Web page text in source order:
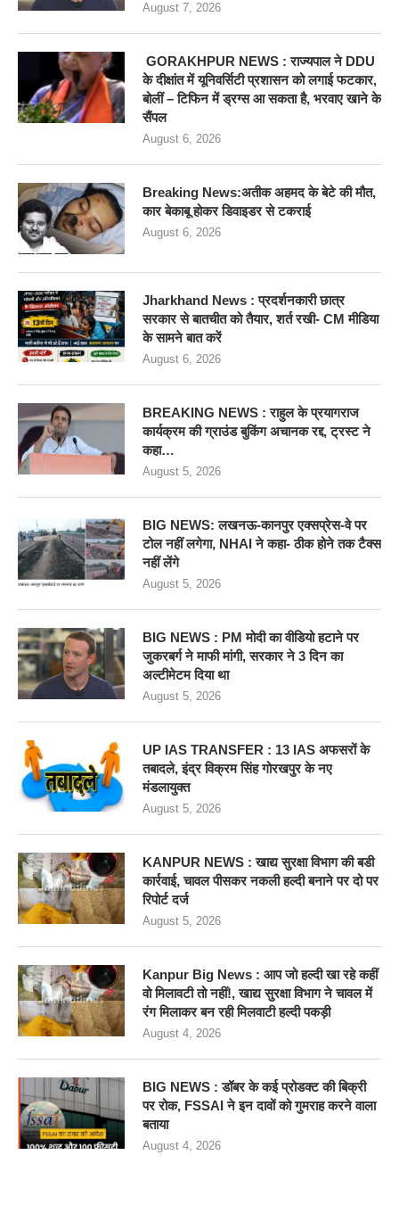
August 7, 2026
GORAKHPUR NEWS : राज्यपाल ने DDU
के दीक्षांत में यूनिवर्सिटी प्रशासन को लगाई फटकार,
बोलीं – टिफिन में ड्रग्स आ सकता है, भरवाए खाने के
सैंपल
August 6, 2026
Breaking News:अतीक अहमद के बेटे की मौत,
कार बेकाबू होकर डिवाइडर से टकराई
August 6, 2026
Jharkhand News : प्रदर्शनकारी छात्र
सरकार से बातचीत को तैयार, शर्त रखी- CM मीडिया
के सामने बात करें
August 6, 2026
BREAKING NEWS : राहुल के प्रयागराज
कार्यक्रम की ग्राउंड बुकिंग अचानक रद्द, ट्रस्ट ने
कहा…
August 5, 2026
BIG NEWS: लखनऊ-कानपुर एक्सप्रेस-वे पर
टोल नहीं लगेगा, NHAI ने कहा- ठीक होने तक टैक्स
नहीं लेंगे
August 5, 2026
BIG NEWS : PM मोदी का वीडियो हटाने पर
जुकरबर्ग ने माफी मांगी, सरकार ने 3 दिन का
अल्टीमेटम दिया था
August 5, 2026
UP IAS TRANSFER : 13 IAS अफसरों के
तबादले, इंद्र विक्रम सिंह गोरखपुर के नए
मंडलायुक्त
August 5, 2026
KANPUR NEWS : खाद्य सुरक्षा विभाग की बडी
कार्रवाई, चावल पीसकर नकली हल्दी बनाने पर दो पर
रिपोर्ट दर्ज
August 5, 2026
Kanpur Big News : आप जो हल्दी खा रहे कहीं
वो मिलावटी तो नहीं!, खाद्य सुरक्षा विभाग ने चावल में
रंग मिलाकर बन रही मिलवाटी हल्दी पकड़ी
August 4, 2026
BIG NEWS : डॉबर के कई प्रोडक्ट की बिक्री
पर रोक, FSSAI ने इन दावों को गुमराह करने वाला
बताया
August 4, 2026